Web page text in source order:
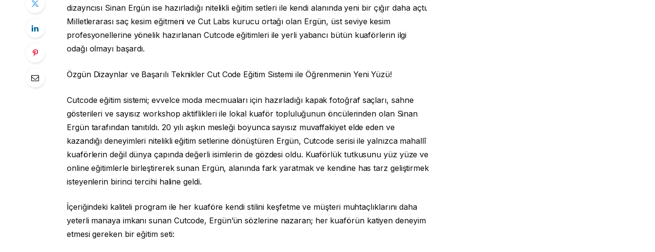
dizayncısı Sinan Ergün ise hazırladığı nitelikli eğitim setleri ile kendi alanında yeni bir çığır daha açtı.
Milletlerarası saç kesim eğitmeni ve Cut Labs kurucu ortağı olan Ergün, üst seviye kesim
profesyonellerine yönelik hazırlanan Cutcode eğitimleri ile yerli yabancı bütün kuaförlerin ilgi
odağı olmayı başardı.
Özgün Dizaynlar ve Başarılı Teknikler Cut Code Eğitim Sistemi ile Öğrenmenin Yeni Yüzü!
Cutcode eğitim sistemi; evvelce moda mecmuaları için hazırladığı kapak fotoğraf saçları, sahne
gösterileri ve sayısız workshop aktiflikleri ile lokal kuaför topluluğunun öncülerinden olan Sinan
Ergün tarafından tanıtıldı. 20 yılı aşkın mesleği boyunca sayısız muvaffakiyet elde eden ve
kazandığı deneyimleri nitelikli eğitim setlerine dönüştüren Ergün, Cutcode serisi ile yalnızca mahallî
kuaförlerin değil dünya çapında değerli isimlerin de gözdesi oldu. Kuaförlük tutkusunu yüz yüze ve
online eğitimlerle birleştirerek sunan Ergün, alanında fark yaratmak ve kendine has tarz geliştirmek
isteyenlerin birinci tercihi haline geldi.
İçeriğindeki kaliteli program ile her kuaföre kendi stilini keşfetme ve müşteri muhtaçlıklarını daha
yeterli manaya imkanı sunan Cutcode, Ergün’ün sözlerine nazaran; her kuaförün katiyen deneyim
etmesi gereken bir eğitim seti: